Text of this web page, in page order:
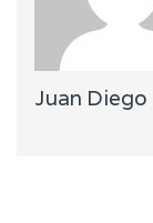
Juan Diego